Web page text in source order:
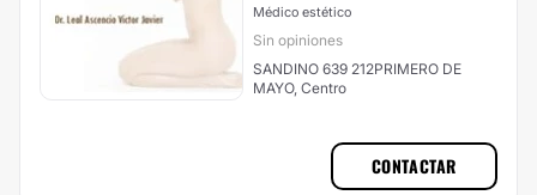
Médico estético
Sin opiniones
SANDINO 639 212PRIMERO DE
MAYO, Centro
CONTACTAR